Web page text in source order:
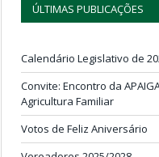
ÚLTIMAS PUBLICAÇÕES
Calendário Legislativo de
Convite: Encontro da
Agricultura Familiar
Votos de Feliz Aniversário